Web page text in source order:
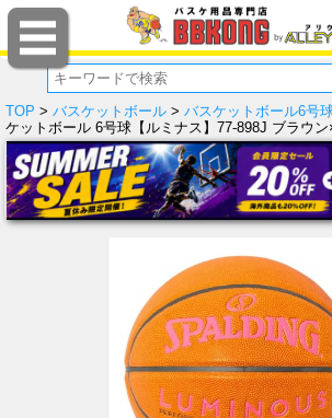
TOP > バスケットボール > バスケットボール6号
ケットボール 6号球【ルミナス】77-898J ブラウン